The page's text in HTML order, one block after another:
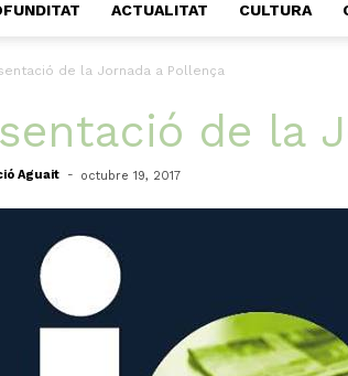
ACTUALITAT CULTURA
de la Jornada a Pollença
de la
Aguait - octubre 19, 2017